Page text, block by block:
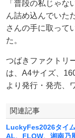
「普段の私じゃな
ん詰め込んでいた
さんの手に取って
た。
つばきファクトリ
は、A4サイズ、
より発行・発売、
関連記事
LuckyFes2026タイ
AL、FLOW、湘南乃